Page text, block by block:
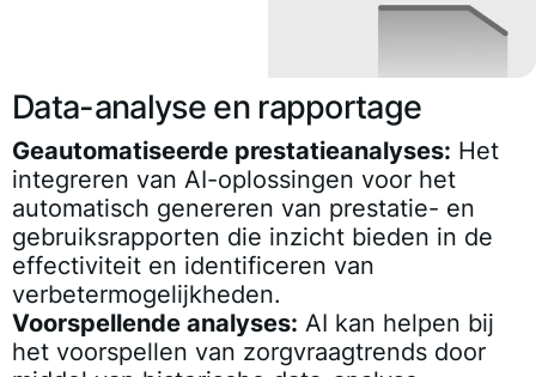
Data-analyse en rapportage
Geautomatiseerde prestatieanalyses: Het
integreren van AI-oplossingen voor het
automatisch genereren van prestatie- en
gebruiksrapporten die inzicht bieden in de
effectiviteit en identificeren van
verbetermogelijkheden.
Voorspellende analyses: AI kan helpen bij
het voorspellen van zorgvraagtrends door